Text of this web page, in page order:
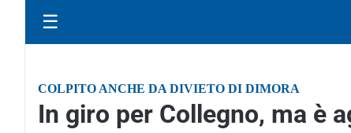
☰
COLPITO ANCHE DA DIVIETO DI DIMORA
In giro per Collegno, ma è